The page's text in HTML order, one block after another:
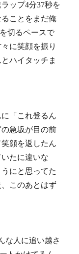
ップ4分37秒を
ことをまだ俺
切るペースで
に笑顔を振り
ハイタッチま
「これ登るん
急坂が目の前
顔を返したん
たに違いな
にと思ってた
このあとはず
な人に追い越さ